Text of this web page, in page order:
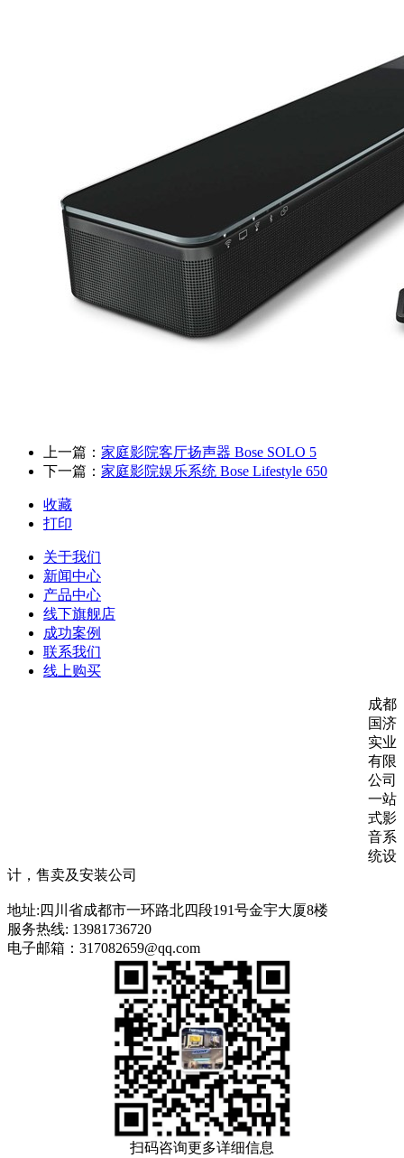
上一篇： 家庭影院客厅扬声器 Bose SOLO 5
下一篇： 家庭影院娱乐系统 Bose Lifestyle 650
收藏
打印
关于我们
新闻中心
产品中心
线下旗舰店
成功案例
联系我们
线上购买
成都
国济
实业
有限
公司
一站
式影
音系
统设
计，售卖及安装公司
地址:四川省成都市一环路北四段191号金宇大厦8楼
服务热线: 13981736720
电子邮箱：317082659@qq.com
扫码咨询更多详细信息